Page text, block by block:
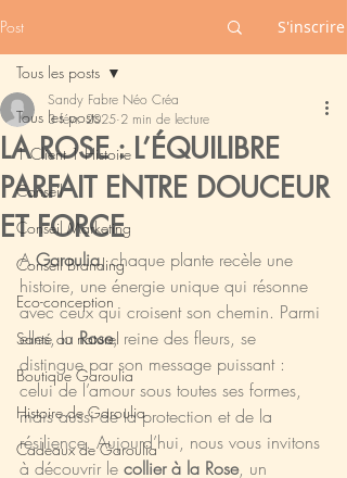
Post S'inscrire
Tous les posts
1 Client 1 Histoire
Conseil
Conseil Marketing
Conseil Branding
Eco-conception
Santé au naturel
Boutique Garoulia
Histoire de Garoulia
Cadeaux de Garoulia
Tous les posts
LA ROSE : L’ÉQUILIBRE
PARFAIT ENTRE DOUCEUR
ET FORCE
Sandy Fabre Néo Créa
3 févr. 2025 2 min de lecture
A Garoulia, chaque plante recèle une
histoire, une énergie unique qui résonne
avec ceux qui croisent son chemin. Parmi
elles, la Rose, reine des fleurs, se
distingue par son message puissant :
celui de l’amour sous toutes ses formes,
mais aussi de la protection et de la
résilience. Aujourd’hui, nous vous invitons
à découvrir le collier à la Rose, un